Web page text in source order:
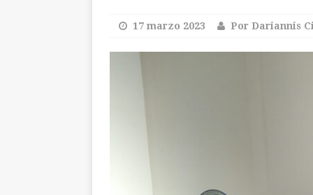
[ 7 agosto 2026 ]
17 marzo 2023 Por Dariannis